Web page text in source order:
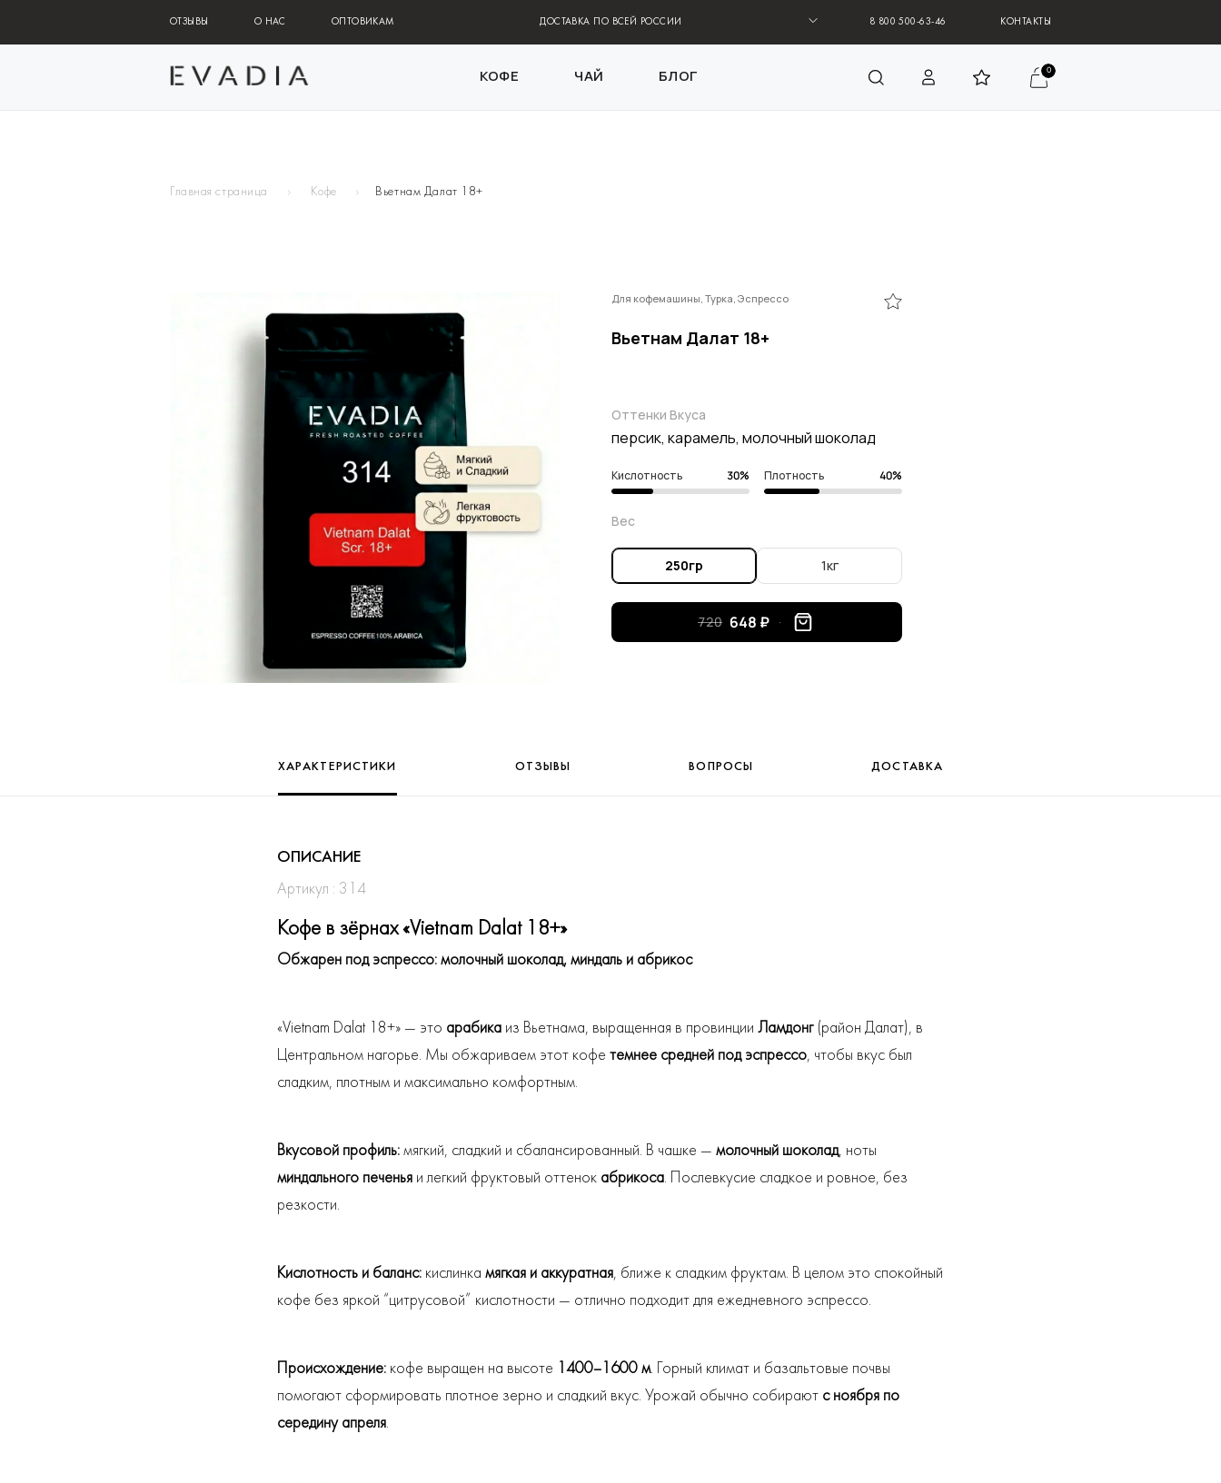
ОТЗЫВЫ О НАС ОПТОВИКАМ ДОСТАВКА ПО ВСЕЙ РОССИИ 8 800 500-63-46 КОНТАКТЫ
КОФЕ ЧАЙ БЛОГ 0
Главная страница Кофе Вьетнам Далат 18+
Для кофемашины, Турка, Эспрессо
Вьетнам Далат 18+
Оттенки Вкуса
персик, карамель, молочный шоколад
Кислотность 30% Плотность 40%
Вес
250гр 1кг
720 648 ₽
ХАРАКТЕРИСТИКИ ОТЗЫВЫ ВОПРОСЫ ДОСТАВКА
ОПИСАНИЕ
Артикул : 314
Кофе в зёрнах «Vietnam Dalat 18+»
Обжарен под эспрессо: молочный шоколад, миндаль и абрикос
«Vietnam Dalat 18+» — это арабика из Вьетнама, выращенная в провинции Ламдонг(район Далат), в
Центральном нагорье. Мы обжариваем этот кофе темнее средней под эспрессо, чтобы вкус был
сладким, плотным и максимально комфортным.
Вкусовой профиль: мягкий, сладкий и сбалансированный. В чашке — молочный шоколад, ноты
миндального печенья и легкий фруктовый оттенок абрикоса. Послевкусие сладкое и ровное, без
резкости.
Кислотность и баланс: кислинка мягкая и аккуратная, ближе к сладким фруктам. В целом это спокойный
кофе без яркой “цитрусовой” кислотности — отлично подходит для ежедневного эспрессо.
Происхождение: кофе выращен на высоте 1400–1600 м. Горный климат и базальтовые почвы
помогают сформировать плотное зерно и сладкий вкус. Урожай обычно собирают с ноября по
середину апреля.